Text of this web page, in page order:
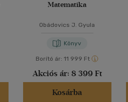
Matematika
Obádovics J. Gyula
Könyv
Borító ár: 11 999 Ft
Akciós ár: 8 399 Ft
Kosárba